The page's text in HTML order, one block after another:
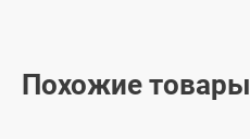
Похожие товары